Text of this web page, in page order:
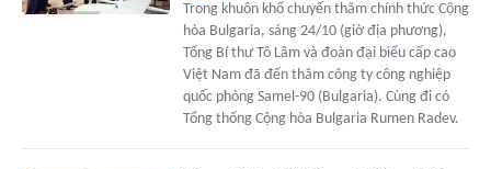
Trong khuôn khổ chuyến thăm chính thức Cộng
hòa Bulgaria, sáng 24/10 (giờ địa phương),
Tổng Bí thư Tô Lâm và đoàn đại biểu cấp cao
Việt Nam đã đến thăm công ty công nghiệp
quốc phòng Samel-90 (Bulgaria). Cùng đi có
Tổng thống Cộng hòa Bulgaria Rumen Radev.